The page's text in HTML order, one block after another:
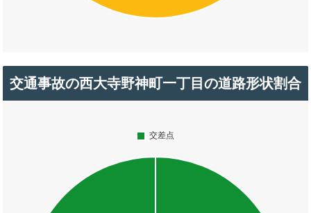
交通事故の西大寺野神町一丁目の道路形状割合